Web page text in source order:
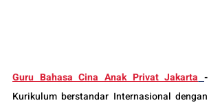
Guru Bahasa Cina Anak Privat Jakarta -
Kurikulum berstandar Internasional dengan